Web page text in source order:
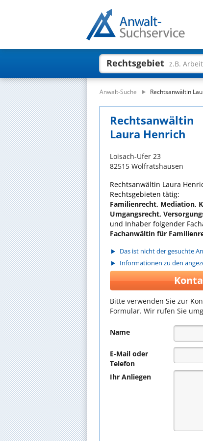
Rechtsgebiet z.B.
Anwalt-Suche Rechtsanwältin
Rechtsanwältin
Laura Henrich
Loisach-Ufer 23
82515 Wolfratshausen
Rechtsanwältin Laura
Rechtsgebieten tätig:
Familienrecht, Mediation,
Umgangsrecht,
und Inhaber folgender
Fachanwältin für
Das ist nicht der gesuchte
Informationen zu den
Bitte verwenden Sie zur
Formular. Wir rufen Sie
Name
E-Mail oder
Telefon
Ihr Anliegen